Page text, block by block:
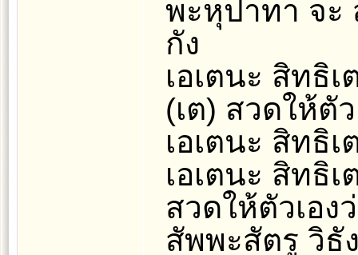
พะหุปาทา จะ
กัง
เอเตนะ สิทธิ
(เต) สวดให้ตัว
เอเตนะ สิทธิ
เอเตนะ สิทธิ
สวดให้ตัวเอง
สัพพะสัตรู วิธั